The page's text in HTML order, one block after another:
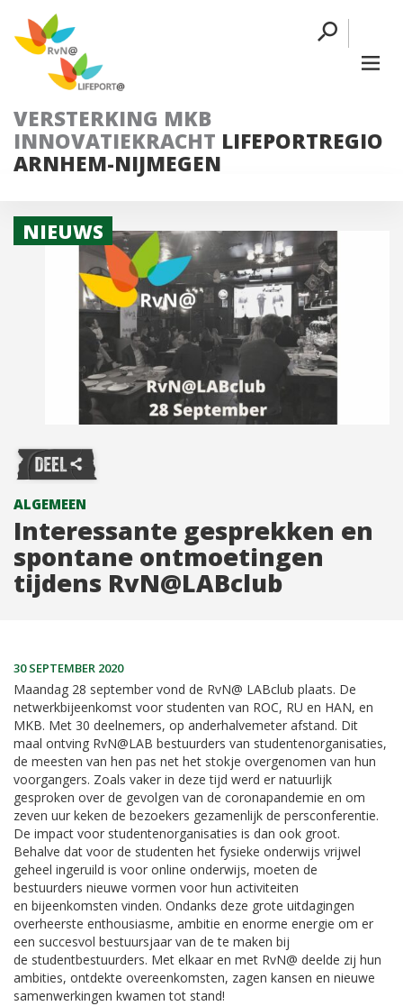
VERSTERKING MKB
INNOVATIEKRACHT LIFEPORTREGIO
ARNHEM-NIJMEGEN
NIEUWS
ALGEMEEN
Interessante gesprekken en
spontane ontmoetingen
tijdens RvN@LABclub
30 SEPTEMBER 2020
Maandag 28 september vond de RvN@ LABclub plaats. De
netwerkbijeenkomst voor studenten van ROC, RU en HAN, en
MKB. Met 30 deelnemers, op anderhalvemeter afstand. Dit
maal ontving RvN@LAB bestuurders van studentenorganisaties,
de meesten van hen pas net het stokje overgenomen van hun
voorgangers. Zoals vaker in deze tijd werd er natuurlijk
gesproken over de gevolgen van de coronapandemie en om
zeven uur keken de bezoekers gezamenlijk de persconferentie.
De impact voor studentenorganisaties is dan ook groot.
Behalve dat voor de studenten het fysieke onderwijs vrijwel
geheel ingeruild is voor online onderwijs, moeten de
bestuurders nieuwe vormen voor hun activiteiten
en bijeenkomsten vinden. Ondanks deze grote uitdagingen
overheerste enthousiasme, ambitie en enorme energie om er
een succesvol bestuursjaar van de te maken bij
de studentbestuurders. Met elkaar en met RvN@ deelde zij hun
ambities, ontdekte overeenkomsten, zagen kansen en nieuwe
samenwerkingen kwamen tot stand!